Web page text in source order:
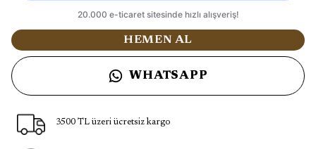
HEMEN AL
WHATSAPP
3500 TL üzeri ücretsiz kargo